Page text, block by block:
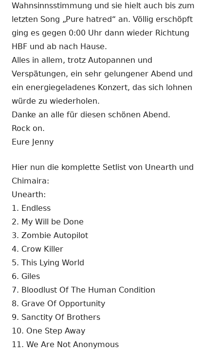
Wahnsinnsstimmung und sie hielt auch bis zum
letzten Song „Pure hatred“ an. Völlig erschöpft
ging es gegen 0:00 Uhr dann wieder Richtung
HBF und ab nach Hause.
Alles in allem, trotz Autopannen und
Verspätungen, ein sehr gelungener Abend und
ein energiegeladenes Konzert, das sich lohnen
würde zu wiederholen.
Danke an alle für diesen schönen Abend.
Rock on.
Eure Jenny
Hier nun die komplette Setlist von Unearth und
Chimaira:
Unearth:
1. Endless
2. My Will be Done
3. Zombie Autopilot
4. Crow Killer
5. This Lying World
6. Giles
7. Bloodlust Of The Human Condition
8. Grave Of Opportunity
9. Sanctity Of Brothers
10. One Step Away
11. We Are Not Anonymous